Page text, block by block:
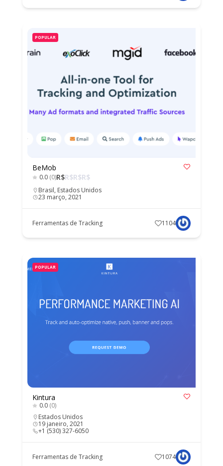
POPULAR
BeMob
0.0 (0)R$R$R$R$
Brasil, Estados Unidos
23 março, 2021
Ferramentas de Tracking 1104
POPULAR
Kintura
0.0 (0)
Estados Unidos
19 janeiro, 2021
+1 (530) 327-6050
Ferramentas de Tracking 1074